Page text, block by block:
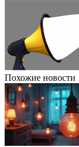
Похожие новости